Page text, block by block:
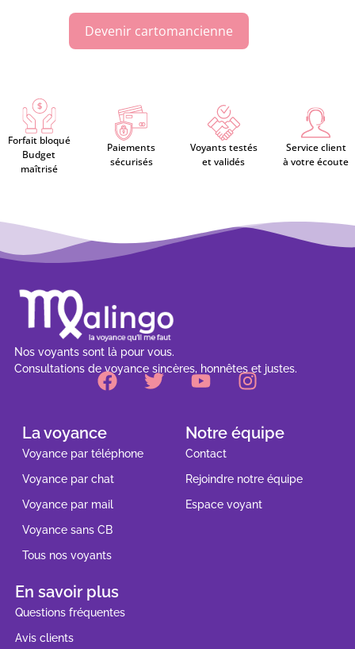
Devenir cartomancienne
Forfait bloqué
Budget
maîtrisé
Paiements
sécurisés
Voyants testés
et validés
Service client
à votre écoute
Nos voyants sont là pour vous.
Consultations de voyance sincères, honnêtes et justes.
La voyance
Voyance par téléphone
Voyance par chat
Voyance par mail
Voyance sans CB
Tous nos voyants
Notre équipe
Contact
Rejoindre notre équipe
Espace voyant
En savoir plus
Questions fréquentes
Avis clients